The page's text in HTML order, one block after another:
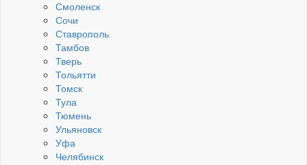
Смоленск
Сочи
Ставрополь
Тамбов
Тверь
Тольятти
Томск
Тула
Тюмень
Ульяновск
Уфа
Челябинск